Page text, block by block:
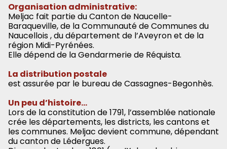
Organisation administrative:
Meljac fait partie du Canton de Naucelle-
Baraqueville, de la Communauté de Communes du
Naucellois , du département de l’Aveyron et de la
région Midi-Pyrénées.
Elle dépend de la Gendarmerie de Réquista.
La distribution postale
est assurée par le bureau de Cassagnes-Begonhès.
Un peu d’histoire…
Lors de la constitution de 1791, l’assemblée nationale
crée les départements, les districts, les cantons et
les communes. Meljac devient commune, dépendant
du canton de Lédergues.